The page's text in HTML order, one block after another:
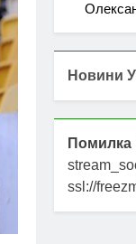
Новини
Помилка
ssl://